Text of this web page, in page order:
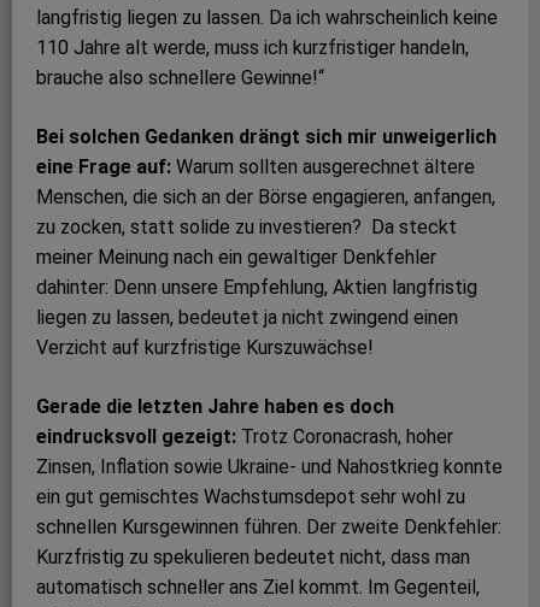
langfristig liegen zu lassen. Da ich wahrscheinlich keine
110 Jahre alt werde, muss ich kurzfristiger handeln,
brauche also schnellere Gewinne!“
Bei solchen Gedanken drängt sich mir unweigerlich
eine Frage auf: Warum sollten ausgerechnet ältere
Menschen, die sich an der Börse engagieren, anfangen,
zu zocken, statt solide zu investieren? Da steckt
meiner Meinung nach ein gewaltiger Denkfehler
dahinter: Denn unsere Empfehlung, Aktien langfristig
liegen zu lassen, bedeutet ja nicht zwingend einen
Verzicht auf kurzfristige Kurszuwächse!
Gerade die letzten Jahre haben es doch
eindrucksvoll gezeigt: Trotz Coronacrash, hoher
Zinsen, Inﬂation sowie Ukraine- und Nahostkrieg konnte
ein gut gemischtes Wachstumsdepot sehr wohl zu
schnellen Kursgewinnen führen. Der zweite Denkfehler:
Kurzfristig zu spekulieren bedeutet nicht, dass man
automatisch schneller ans Ziel kommt. Im Gegenteil,